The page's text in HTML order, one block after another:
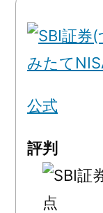
みたて
公式
評判